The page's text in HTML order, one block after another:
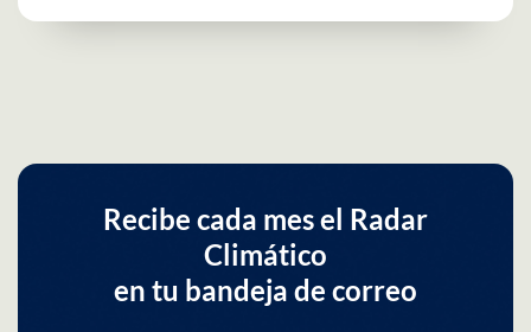
Recibe cada mes el Radar
Climático
en tu bandeja de correo